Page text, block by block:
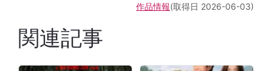
作品情報(取得日 2026-06-03)
関連記事